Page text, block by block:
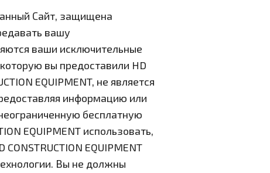
Сайт, защищена
вашу
ваши исключительные
вы предоставили HD
EQUIPMENT, не является
информацию или
бесплатную
EQUIPMENT использовать,
EQUIPMENT
Вы не должны